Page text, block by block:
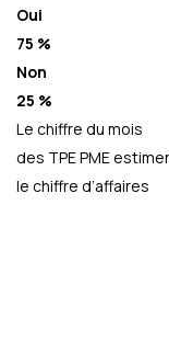
Oui
75 %
Non
25 %
Le chiffre du mois
des TPE PME
le chiffre d’affaires